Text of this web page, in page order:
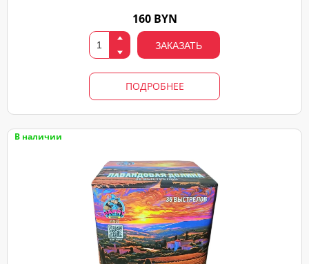
160 BYN
ЗАКАЗАТЬ
ПОДРОБНЕЕ
В наличии